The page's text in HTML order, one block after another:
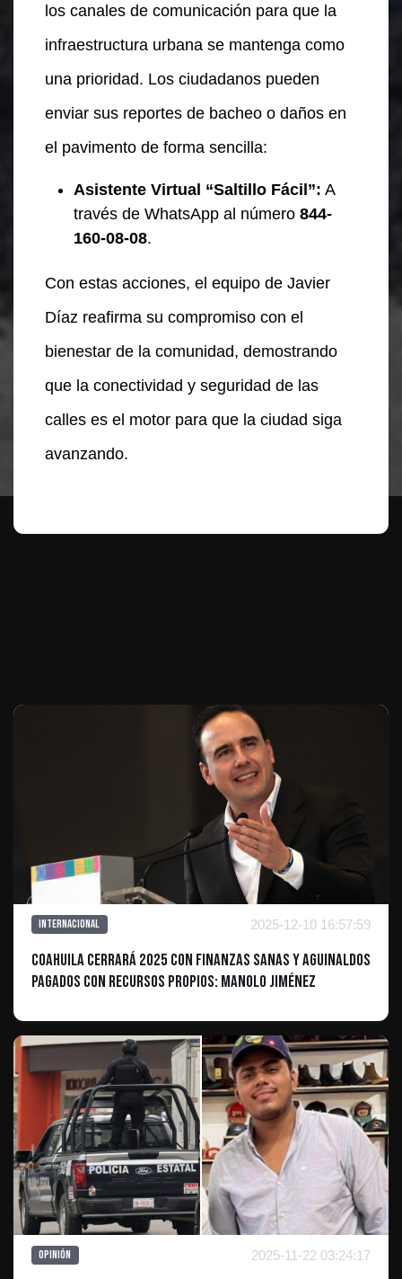
los canales de comunicación para que la
infraestructura urbana se mantenga como
una prioridad. Los ciudadanos pueden
enviar sus reportes de bacheo o daños en
el pavimento de forma sencilla:
Asistente Virtual “Saltillo Fácil”: A
través de WhatsApp al número 844-
160-08-08.
Con estas acciones, el equipo de Javier
Díaz reafirma su compromiso con el
bienestar de la comunidad, demostrando
que la conectividad y seguridad de las
calles es el motor para que la ciudad siga
avanzando.
Internacional 2025-12-10 16:57:59
Coahuila cerrará 2025 con finanzas sanas y aguinaldos
pagados con recursos propios: Manolo Jiménez
Opinión 2025-11-22 03:24:17